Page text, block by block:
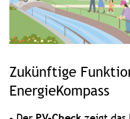
Zukünftige
EnergieKompass
Überblick über
Thermostatventile